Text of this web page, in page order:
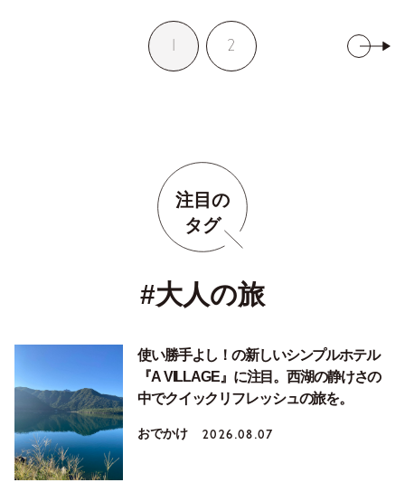
1 2
注目の
タグ
#大人の旅
使い勝手よし！の新しいシンプルホテル
『A VILLAGE』に注目。西湖の静けさの
中でクイックリフレッシュの旅を。
おでかけ 2026.08.07